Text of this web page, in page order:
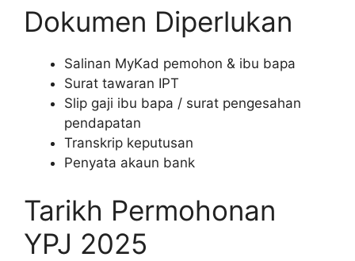
Dokumen Diperlukan
Salinan MyKad pemohon & ibu bapa
Surat tawaran IPT
Slip gaji ibu bapa / surat pengesahan
pendapatan
Transkrip keputusan
Penyata akaun bank
Tarikh Permohonan
YPJ 2025